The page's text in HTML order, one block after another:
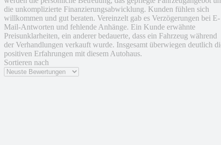
die unkomplizierte Finanzierungsabwicklung. Kunden fühlen sich
willkommen und gut beraten. Vereinzelt gab es Verzögerungen bei E-
Mail-Antworten und fehlende Anhänge. Ein Kunde erwähnte
Preisunklarheiten, ein anderer bedauerte, dass ein Fahrzeug während
der Verhandlungen verkauft wurde. Insgesamt überwiegen deutlich
positiven Erfahrungen mit diesem Autohaus.
Sortieren nach